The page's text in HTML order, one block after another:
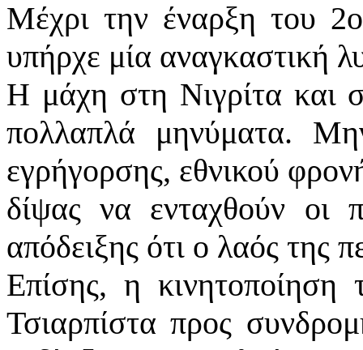
Μέχρι την έναρξη του
υπήρχε μία αναγκαστική
Η μάχη στη Νιγρίτα και
πολλαπλά μηνύματα.
εγρήγορσης, εθνικού
δίψας να ενταχθούν οι
απόδειξης ότι ο λαός της
Επίσης, η
Τσιαρπίστα προς